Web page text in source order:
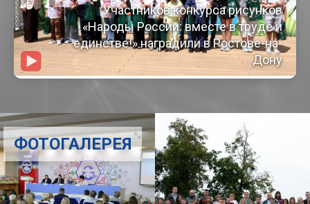
Участников конкурса рисунков
«Народы России: вместе в труде и
единстве!» наградили в Ростове-на-
Дону
ФОТОГАЛЕРЕЯ